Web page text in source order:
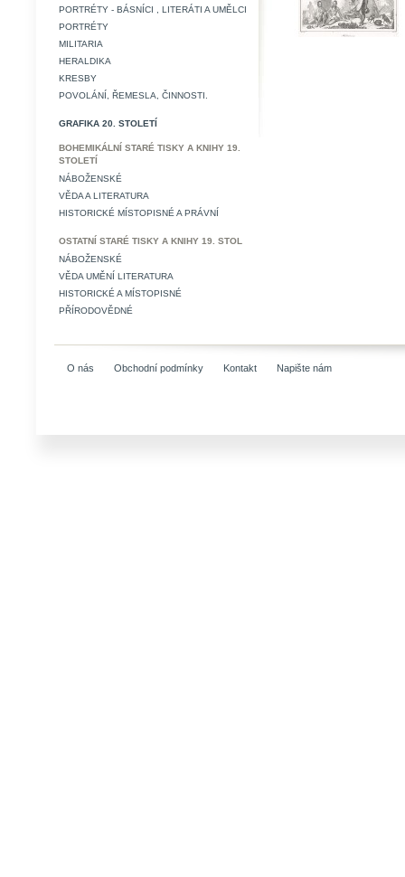
PORTRÉTY - BÁSNÍCI , LITERÁTI A UMĚLCI
PORTRÉTY
MILITARIA
HERALDIKA
KRESBY
POVOLÁNÍ, ŘEMESLA, ČINNOSTI.
GRAFIKA 20. STOLETÍ
BOHEMIKÁLNÍ STARÉ TISKY A KNIHY 19.
STOLETÍ
NÁBOŽENSKÉ
VĚDA A LITERATURA
HISTORICKÉ MÍSTOPISNÉ A PRÁVNÍ
OSTATNÍ STARÉ TISKY A KNIHY 19. STOL
NÁBOŽENSKÉ
VĚDA UMĚNÍ LITERATURA
HISTORICKÉ A MÍSTOPISNÉ
PŘÍRODOVĚDNÉ
O nás Obchodní podmínky Kontakt Napište nám